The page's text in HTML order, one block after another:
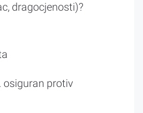
dragocjenosti)?
osiguran protiv